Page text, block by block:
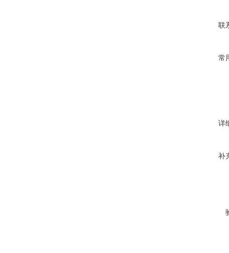
联
常
详
补